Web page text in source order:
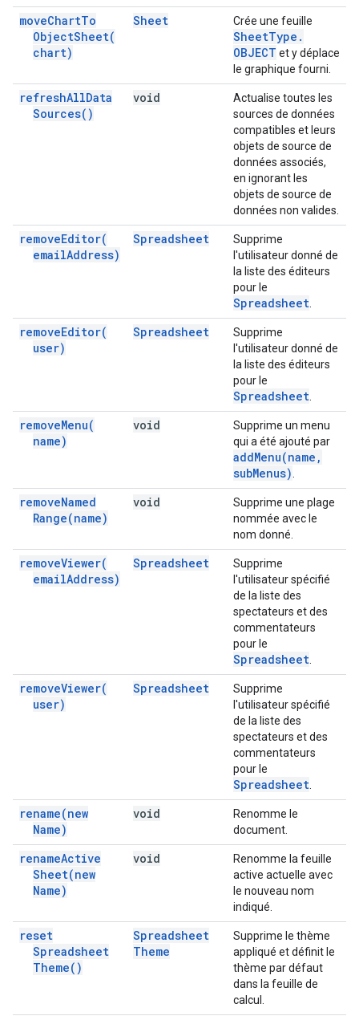
moveChartTo
ObjectSheet(
chart)
Sheet Crée une feuille
SheetType .
OBJECT et y déplace
le graphique fourni.
refreshAllData
Sources( )
void
Actualise toutes les
sources de données
compatibles et leurs
objets de source de
données associés,
en ignorant les
objets de source de
données non valides.
removeEditor(
emailAddress)
Spreadsheet
Supprime
l'utilisateur donné de
la liste des éditeurs
pour le
Spreadsheet
removeEditor(
user)
Spreadsheet
Supprime
l'utilisateur donné de
la liste des éditeurs
pour le
Spreadsheet
removeMenu(
name)
void
Supprime un menu
qui a été ajouté par
addMenu(name ,
subMenus)
removeNamed
Range(name)
void
Supprime une plage
nommée avec le
nom donné.
removeViewer(
emailAddress)
Spreadsheet
Supprime
l'utilisateur spécifié
de la liste des
spectateurs et des
commentateurs
pour le
Spreadsheet
removeViewer(
user)
Spreadsheet
Supprime
l'utilisateur spécifié
de la liste des
spectateurs et des
commentateurs
pour le
Spreadsheet
rename(new
Name)
void
Renomme le
document.
renameActive
Sheet(new
Name)
void
Renomme la feuille
active actuelle avec
le nouveau nom
indiqué.
reset
Spreadsheet
Theme( )
Spreadsheet
Theme
Supprime le thème
appliqué et définit le
thème par défaut
dans la feuille de
calcul.